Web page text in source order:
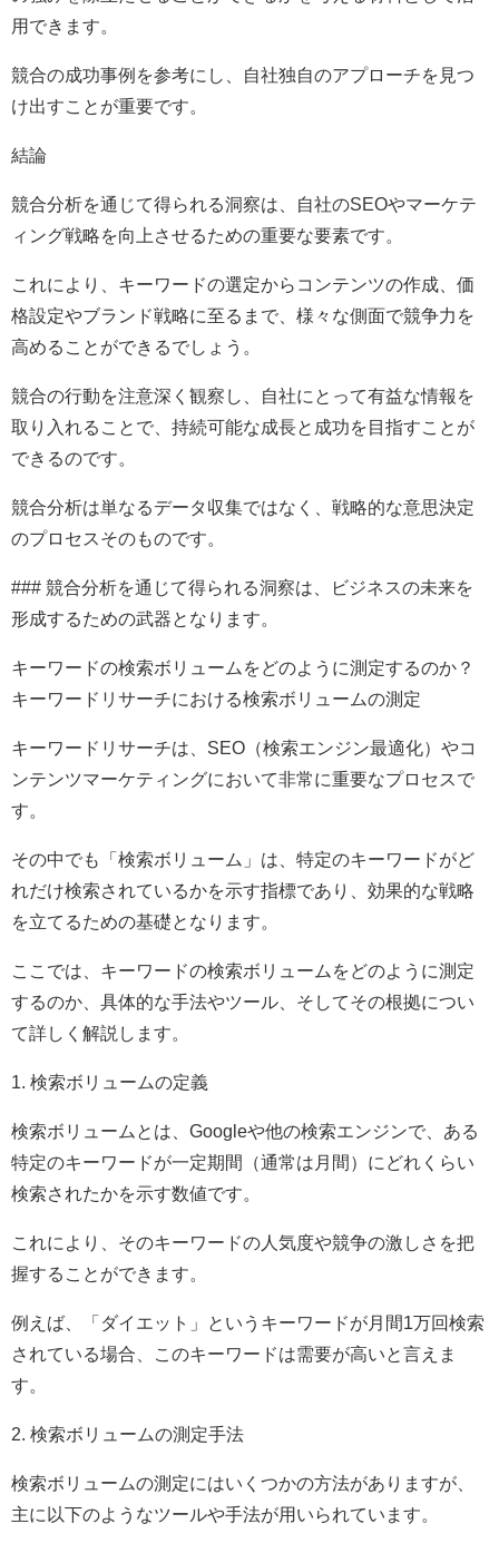
用できます。
競合の成功事例を参考にし、自社独自のアプローチを見つ
け出すことが重要です。
結論
競合分析を通じて得られる洞察は、自社のSEOやマーケテ
ィング戦略を向上させるための重要な要素です。
これにより、キーワードの選定からコンテンツの作成、価
格設定やブランド戦略に至るまで、様々な側面で競争力を
高めることができるでしょう。
競合の行動を注意深く観察し、自社にとって有益な情報を
取り入れることで、持続可能な成長と成功を目指すことが
できるのです。
競合分析は単なるデータ収集ではなく、戦略的な意思決定
のプロセスそのものです。
### 競合分析を通じて得られる洞察は、ビジネスの未来を
形成するための武器となります。
キーワードの検索ボリュームをどのように測定するのか？
キーワードリサーチにおける検索ボリュームの測定
キーワードリサーチは、SEO（検索エンジン最適化）やコ
ンテンツマーケティングにおいて非常に重要なプロセスで
す。
その中でも「検索ボリューム」は、特定のキーワードがど
れだけ検索されているかを示す指標であり、効果的な戦略
を立てるための基礎となります。
ここでは、キーワードの検索ボリュームをどのように測定
するのか、具体的な手法やツール、そしてその根拠につい
て詳しく解説します。
1. 検索ボリュームの定義
検索ボリュームとは、Googleや他の検索エンジンで、ある
特定のキーワードが一定期間（通常は月間）にどれくらい
検索されたかを示す数値です。
これにより、そのキーワードの人気度や競争の激しさを把
握することができます。
例えば、「ダイエット」というキーワードが月間1万回検索
されている場合、このキーワードは需要が高いと言えま
す。
2. 検索ボリュームの測定手法
検索ボリュームの測定にはいくつかの方法がありますが、
主に以下のようなツールや手法が用いられています。